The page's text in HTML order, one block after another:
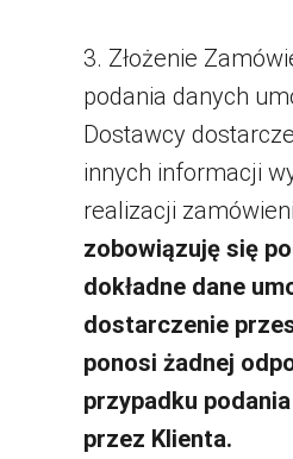
3. Złożenie
podania danych
Dostawcy
innych informacji
realizacji
zobowiązuję się
dokładne dane
dostarczenie
ponosi żadnej
przypadku
przez Klienta.